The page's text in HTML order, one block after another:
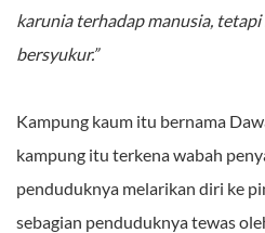
karunia terhadap manusia,
bersyukur.”
Kampung kaum itu bernama
kampung itu terkena wabah
penduduknya melarikan diri ke
sebagian penduduknya tewas